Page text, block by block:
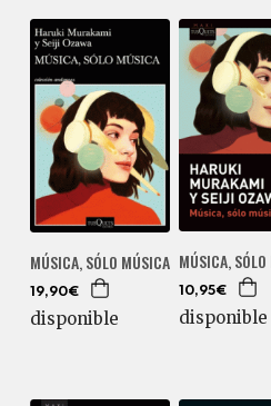
MÚSICA, SÓLO MÚSICA
19,90€
disponible
MÚSICA,
10,95€
disponible